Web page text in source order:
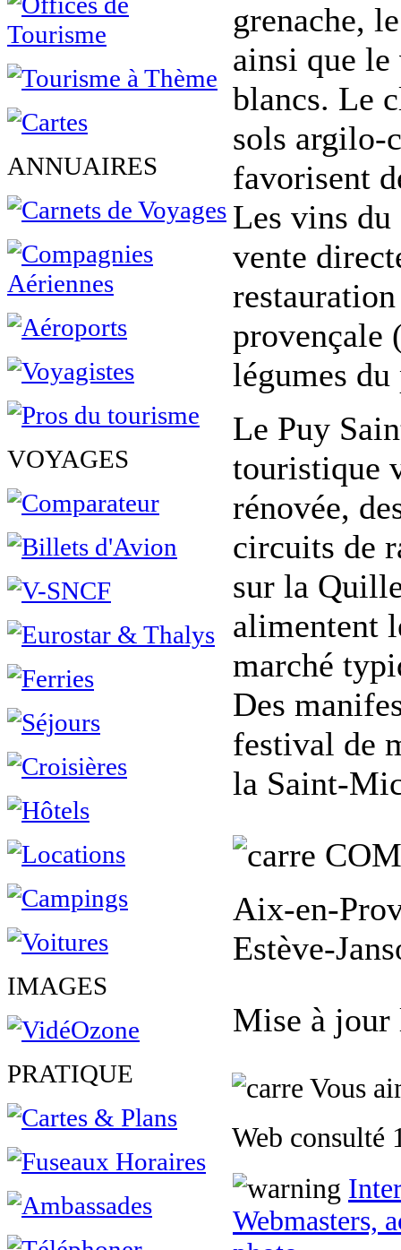
ANNUAIRES
VOYAGES
IMAGES
PRATIQUE
grenache,
ainsi que
blancs. Le
sols argilo-
favorisent
Les vins du
vente
provençale
légumes du
Le Puy
touristique
rénovée,
circuits de
sur la
alimentent
marché
Des
festival de
la Saint-
Aix-en-
Estève-
Mise à jour
Vous
Web consulté
Webmasters,